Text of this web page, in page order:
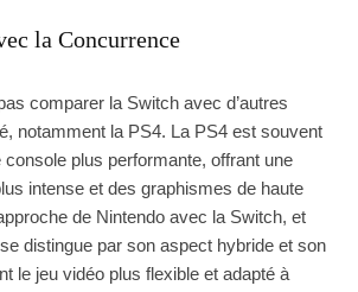
la Concurrence
comparer la Switch avec d’autres
notamment la PS4. La PS4 est souvent
plus performante, offrant une
intense et des graphismes de haute
de Nintendo avec la Switch, et
distingue par son aspect hybride et son
le jeu vidéo plus flexible et adapté à